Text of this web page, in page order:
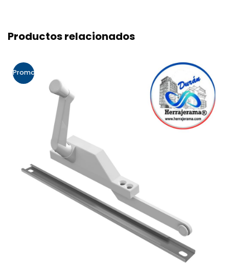
Productos relacionados
Promo!